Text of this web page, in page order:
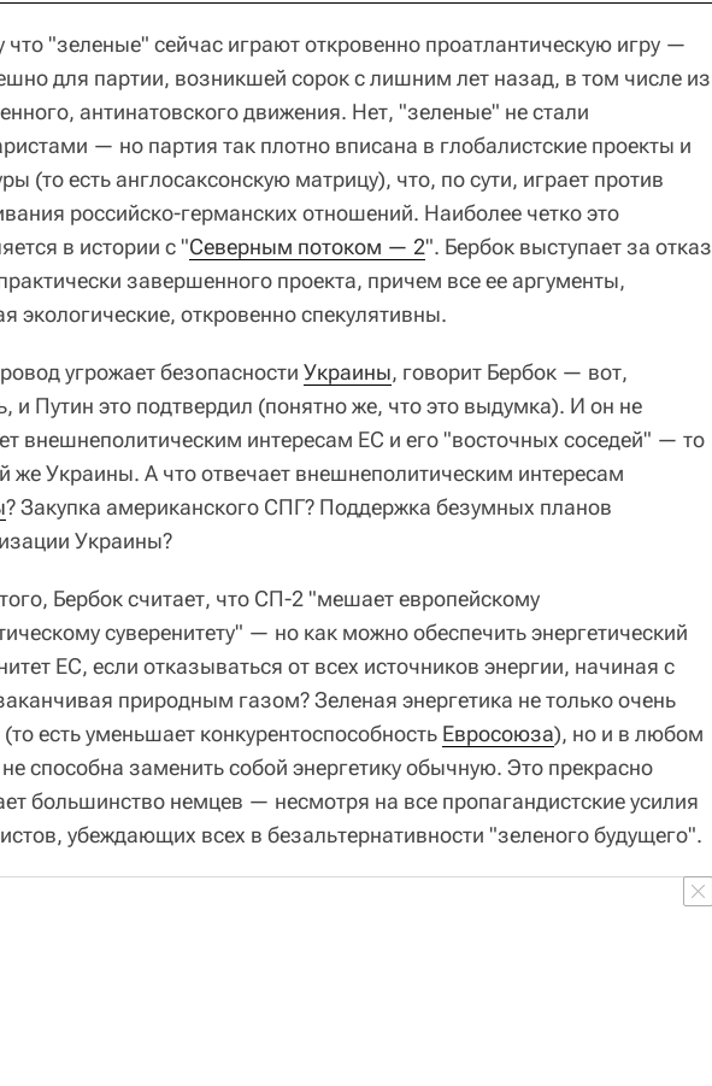
что "зеленые" сейчас играют откровенно проатлантическую игру —
для партии, возникшей сорок с лишним лет назад, в том числе из
антинатовского движения. Нет, "зеленые" не стали
— но партия так плотно вписана в глобалистские проекты и
(то есть англосаксонскую матрицу), что, по сути, играет против
российско-германских отношений. Наиболее четко это
в истории с "Северным потоком — 2". Бербок выступает за отказ
завершенного проекта, причем все ее аргументы,
экологические, откровенно спекулятивны.
угрожает безопасности Украины, говорит Бербок — вот,
и Путин это подтвердил (понятно же, что это выдумка). И он не
внешнеполитическим интересам ЕС и его "восточных соседей" — то
же Украины. А что отвечает внешнеполитическим интересам
? Закупка американского СПГ? Поддержка безумных планов
Украины?
Бербок считает, что СП-2 "мешает европейскому
суверенитету" — но как можно обеспечить энергетический
ЕС, если отказываться от всех источников энергии, начиная с
природным газом? Зеленая энергетика не только очень
есть уменьшает конкурентоспособность Евросоюза), но и в любом
способна заменить собой энергетику обычную. Это прекрасно
большинство немцев — несмотря на все пропагандистские усилия
убеждающих всех в безальтернативности "зеленого будущего".